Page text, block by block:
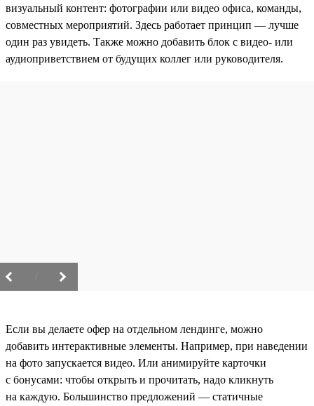
визуальный контент: фотографии или видео офиса, команды,
совместных мероприятий. Здесь работает принцип — лучше
один раз увидеть. Также можно добавить блок с видео- или
аудиоприветствием от будущих коллег или руководителя.
Если вы делаете офер на отдельном лендинге, можно
добавить интерактивные элементы. Например, при наведении
на фото запускается видео. Или анимируйте карточки
с бонусами: чтобы открыть и прочитать, надо кликнуть
на каждую. Большинство предложений — статичные